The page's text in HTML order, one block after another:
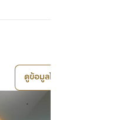
ดูข้อมูลโครงการ